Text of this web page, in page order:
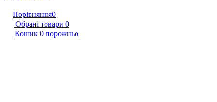
Порівняння0
Обрані товари 0
Кошик 0 порожньо